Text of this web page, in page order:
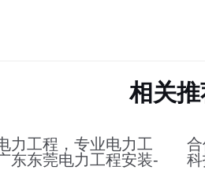
相关
力工程，专业电力工
东东莞电力工程安装-